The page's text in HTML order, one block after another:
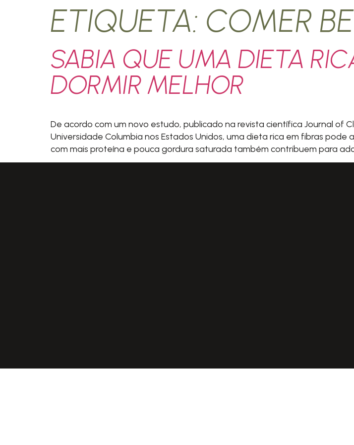
ETIQUETA: COMER
SABIA QUE UMA DIETA
DORMIR MELHOR
De acordo com um novo estudo, publicado na revista científica Journal of
Universidade Columbia nos Estados Unidos, uma dieta rica em fibras
com mais proteína e pouca gordura saturada também contribuem para